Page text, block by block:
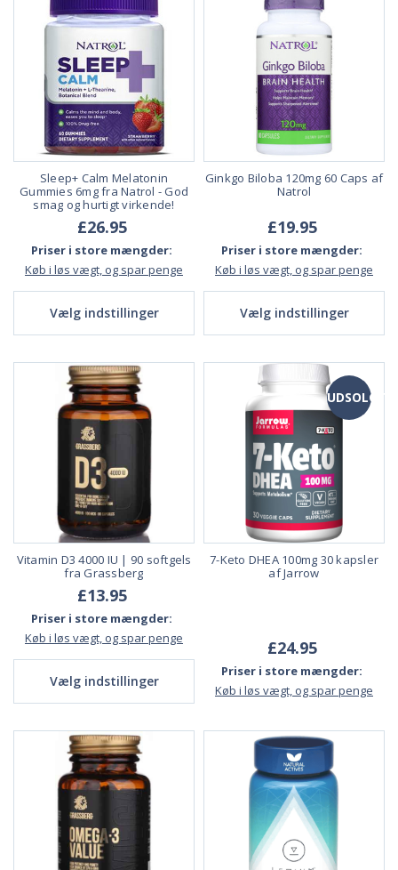
Sleep+ Calm Melatonin
Gummies 6mg fra Natrol - God
smag og hurtigt virkende!
£26.95
Priser i store mængder:
Køb i løs vægt, og spar penge
Vælg indstillinger
Ginkgo Biloba 120mg 60 Caps af
Natrol
£19.95
Priser i store mængder:
Køb i løs vægt, og spar penge
Vælg indstillinger
Vitamin D3 4000 IU | 90 softgels
fra Grassberg
£13.95
Priser i store mængder:
Køb i løs vægt, og spar penge
Vælg indstillinger
UDSOLGT
7-Keto DHEA 100mg 30 kapsler
af Jarrow
£24.95
Priser i store mængder:
Køb i løs vægt, og spar penge